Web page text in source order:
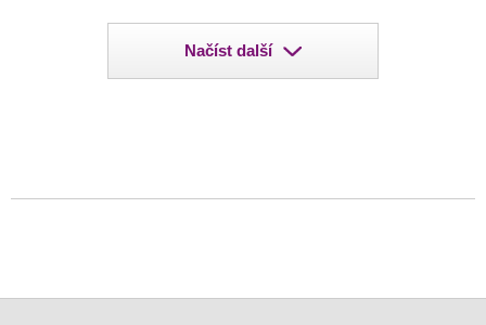
Načíst další